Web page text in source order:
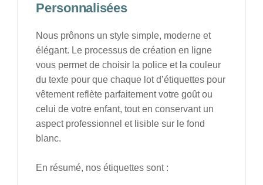
Personnalisées
Nous prônons un style simple, moderne et
élégant. Le processus de création en ligne
vous permet de choisir la police et la couleur
du texte pour que chaque lot d’étiquettes pour
vêtementreflète parfaitement votre goût ou
celui de votre enfant, tout en conservant un
aspect professionnel et lisible sur le fond
blanc.
En résumé, nos étiquettes sont :